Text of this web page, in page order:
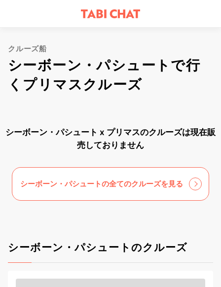
クルーズ船
シーボーン・パシュートで行
くプリマスクルーズ
シーボーン・パシュート x プリマスのクルーズは現在販
売しておりません
シーボーン・パシュートの全てのクルーズを見る
シーボーン・パシュートのクルーズ